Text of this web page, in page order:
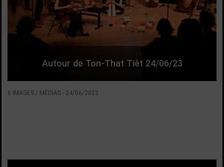
6 IMAGES / MÉDIAS - 24/06/2023
Autour de Ton-That Tiêt 24/06/23